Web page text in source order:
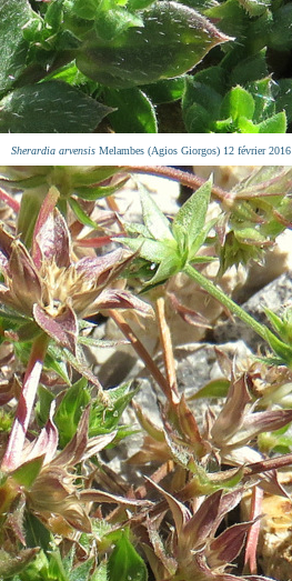
Sherardia arvensis Melambes (Agios Giorgos) 12 février 2016